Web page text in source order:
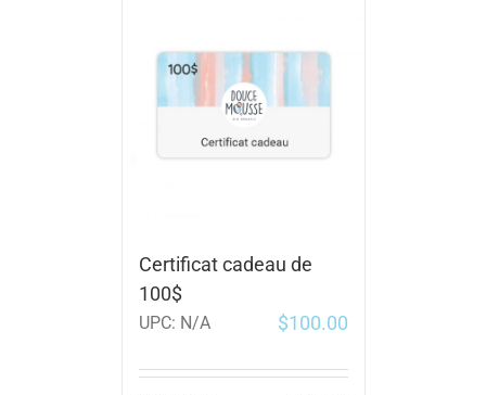
Certificat cadeau de
100$
UPC: N/A $100.00